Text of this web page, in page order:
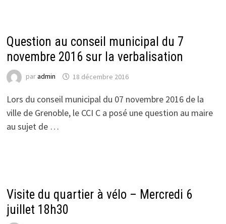
Question au conseil municipal du 7
novembre 2016 sur la verbalisation
paradmin 18 décembre 2016
Lors du conseil municipal du 07 novembre 2016 de la
ville de Grenoble, le CCI C a posé une question au maire
au sujet de …
Visite du quartier à vélo – Mercredi 6
juillet 18h30